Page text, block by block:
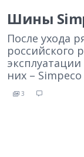
Шины
После ухода
российского
них – Simpeco
3